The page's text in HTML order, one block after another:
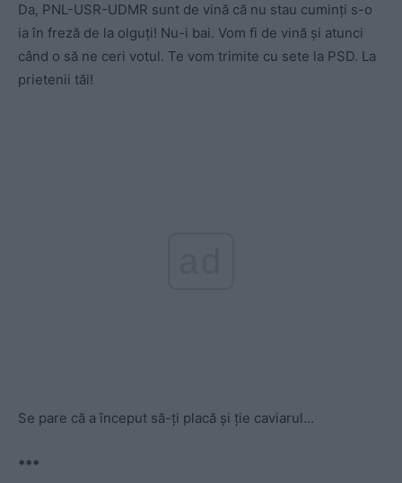
Da, PNL-USR-UDMR sunt de vină că nu stau cuminți s-o
ia în freză de la olguți! Nu-i bai. Vom fi de vină și atunci
când o să ne ceri votul. Te vom trimite cu sete la PSD. La
prietenii tăi!
Se pare că a început să-ți placă și ție caviarul…
***